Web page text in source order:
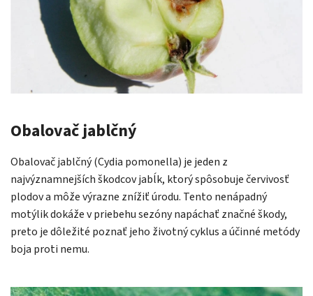
Obalovač jablčný
Obalovač jablčný (Cydia pomonella) je jeden z
najvýznamnejších škodcov jabĺk, ktorý spôsobuje červivosť
plodov a môže výrazne znížiť úrodu. Tento nenápadný
motýlik dokáže v priebehu sezóny napáchať značné škody,
preto je dôležité poznať jeho životný cyklus a účinné metódy
boja proti nemu.